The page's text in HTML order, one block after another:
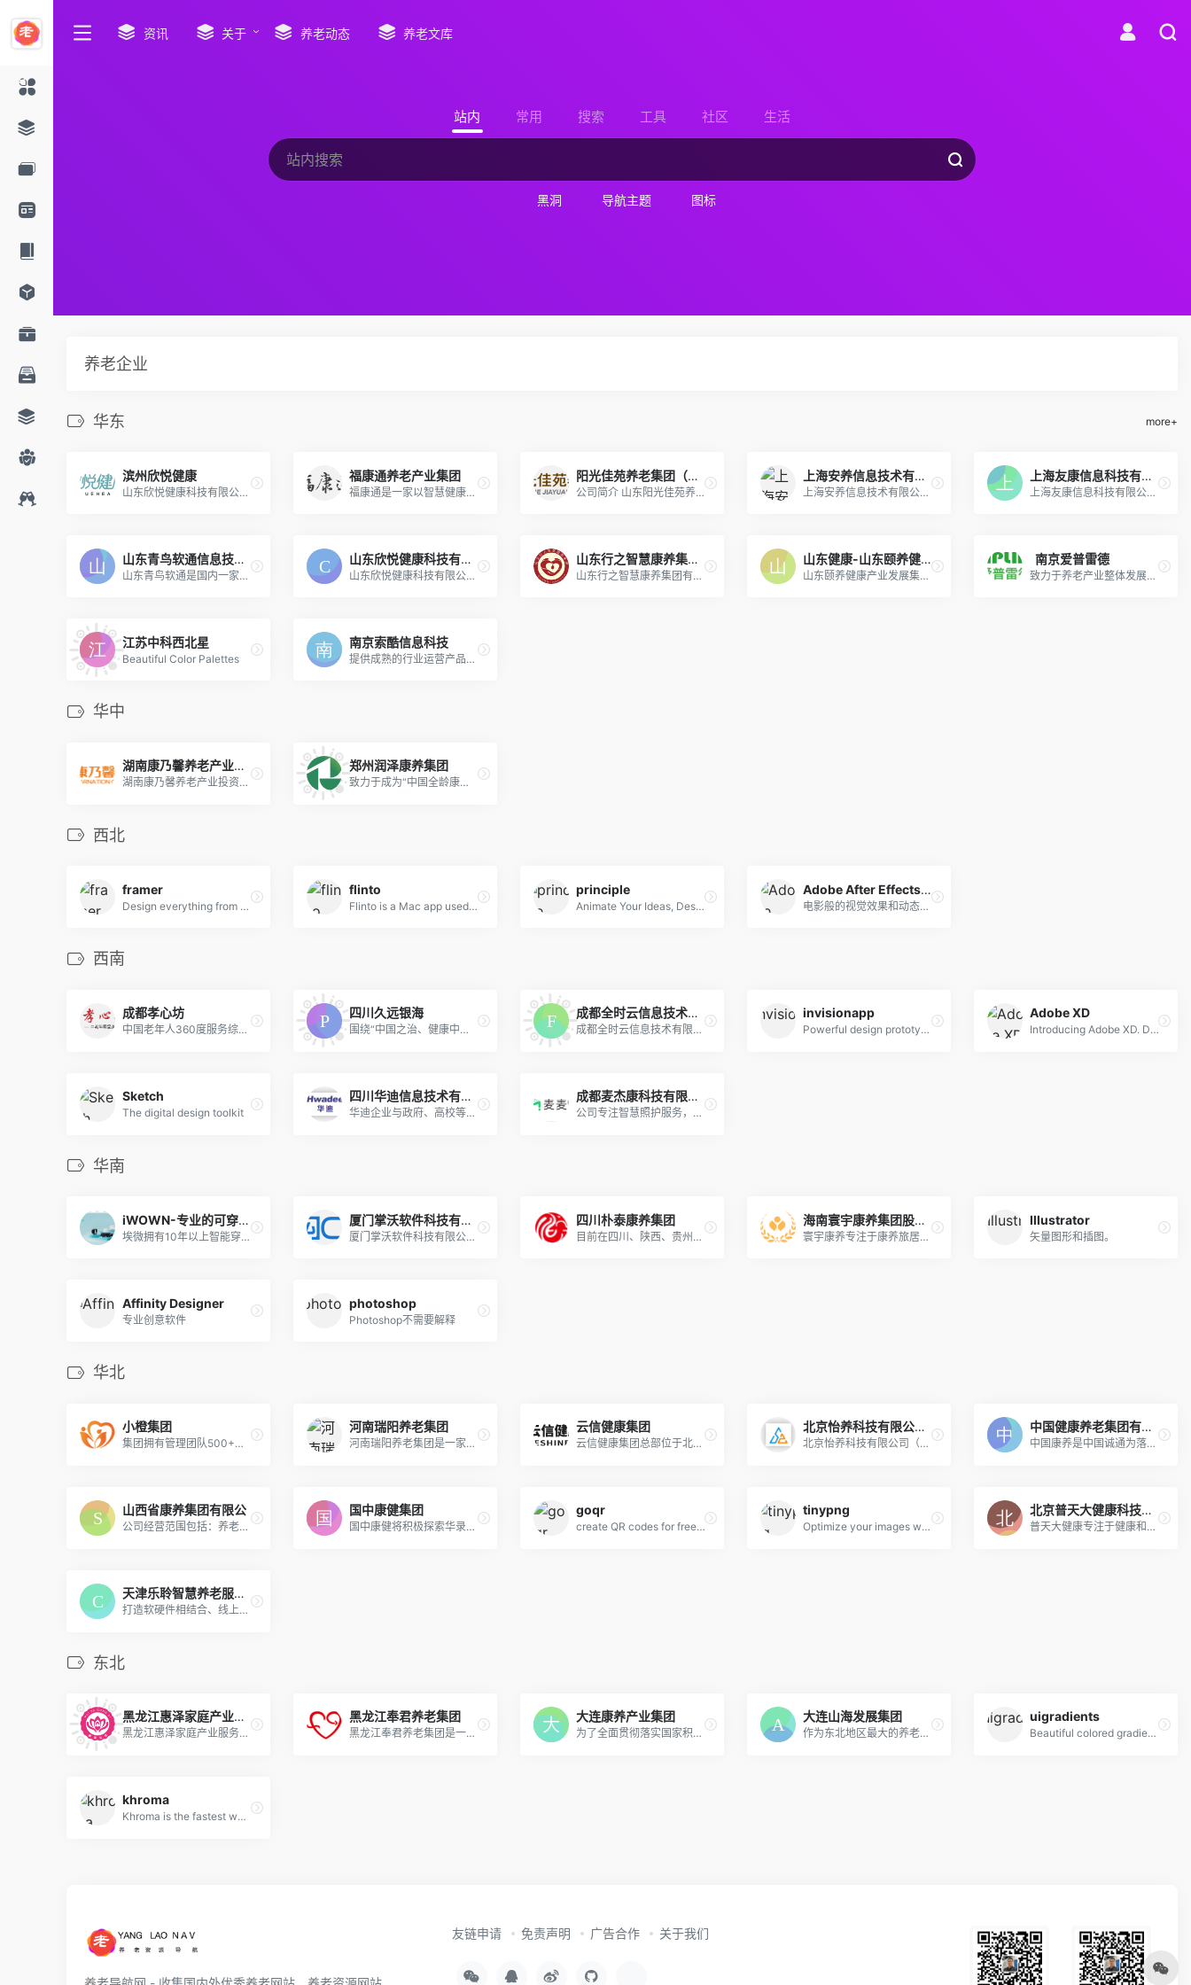
资讯 关于 养老动态 养老文库
站内 常用 搜索 工具 社区 生活
黑洞 导航主题 图标
养老企业
华东 more+
滨州欣悦健康
山东欣悦健康科技有限公司成立于2017年，主要从事健康新材料、医疗器械、康复辅助器具及健康科技产品的研发、生产及销售。
福康通养老产业集团
福康通是一家以智慧健康养老为核心的国家级示范企业，秉承“孝行天下 创新发展”的服务宗旨，通过互联网平台、物联网技术、直营化团队，构建“互联网 + 养老”的智慧养老产业
阳光佳苑养老集团（青岛）
公司简介 山东阳光佳苑养老集...
上海安养信息技术有限公司
上海安养信息技术有限公司 (以下简称安养养老)，是一家致力于养老信息、机构推广、长者服务、平台运营的综合型信息服务公司
上海友康信息科技有限公司
上海友康信息科技有限公司(简称“友康科技”)成立于2010年，是一家有近10年实际运营服务经验的养老服务提供商，也是一家拥有自主知识产权的智慧养老SaaS平台软件开发商和系统集成商。
山东青鸟软通信息技术股份有限公司
山东青鸟软通是国内一家将软件开发与养老服务相融合的高新技术企业
山东欣悦健康科技有限公司
山东欣悦健康科技有限公司成立于2017年4月，位于山东省滨州高新区。
山东行之智慧康养集团有限公司
山东行之智慧康养集团有限公司成立于2019年，是一家集老年人养护失智失能照护、医疗康养、社区日间照料服务与文化传媒于一体的集团公司。
山东健康-山东颐养健康产业发展集团有限公司
山东颐养健康产业发展集团有限公司(简称山东健康)，成立于2020年8月25日，是省委、省政府为大力发展“十强”产业、加快推动高质量发展、更好服务全民医养健康事业而组建的省属一级企业。
南京爱普雷德
致力于养老产业整体发展，以强大的技术团队、完善的运营体系、贴心的售后服务等为养老产业提供新型解决方案。
江苏中科西北星
Beautiful Color Palettes
南京索酷信息科技
提供成熟的行业运营产品和解决方案，致力于成为中国领先的养老信息化平台服务提供商和大健康产业信息化服务提供商。
华中
湖南康乃馨养老产业投资置业有限公司
湖南康乃馨养老产业投资置业...
郑州润泽康养集团
致力于成为“中国全龄康养社区创领者”，构建“四维一体物理空间+11大服务体系”的康养新生活方式，聚焦发展“康养地产、文旅康养、城市康养综合体、润泽康养总部港、康养适老化改造、日间照料中心、康养优选”七大核心业务板块
西北
framer
Design everything from detailed icons to high-fidelity interactions—all in one place.
flinto
Flinto is a Mac app used by top designers around the world to create interactive and animated prototypes of their app designs.
principle
Animate Your Ideas, Design Better Apps
Adobe After Effects CC
电影般的视觉效果和动态图形。
西南
成都孝心坊
中国老年人360度服务综合运营商,成为4亿老人温暖的家,孝心坊让老人生活更美好
四川久远银海
围绕“中国之治、健康中国、数字中国”国家战略，提供全栈式、专业化、生态型的智慧民生解决方案、产品及服务
成都全时云信息技术有限公司
成都全时云信息技术有限公司深耕智慧养老领域超过7年，具有超过30项完全自主知识产权的集居家、社区、机构、医养结合于一体的智慧养老全套解决方案。
invisionapp
Powerful design prototyping tools
Adobe XD
Introducing Adobe XD. Design. Prototype. Experience.
Sketch
The digital design toolkit
四川华迪信息技术有限公司
华迪企业与政府、高校等联手，利用现有的大数据、云计算等技术，开发精准检测并记录老年人的健康数据的智能系统，它不仅提供医疗方面的数据支持，还提供生活服务等方面的服务。
成都麦杰康科技有限公司-麦麦养老
公司专注智慧照护服务，为中高端机构养老、社区及居家养老提供全面的软硬件智慧照护解决方案，降低养老服务照护风险、提高照护效率、助力品牌建设。
华南
iWOWN-专业的可穿戴设备创新者和生产商
埃微拥有10年以上智能穿戴行业创新研发设计经验，面向全龄段多个生活场景，提供软件、硬件、云、制造、售后等一站式解决方案，具备成熟的整机交付能力。
厦门掌沃软件科技有限公司-脉购 CRM
厦门掌沃软件科技有限公司长期从事健康信息领域的研发工作，致力于通过信息化技术为医疗/体检/诊所/健康管理机构提供数字化营销分销系统及健康管理系统/患者关系管理系统/慢病管理系统等一体化解决方案，以助其延伸服务内涵、改善服务质量、提升管理效率，推动我国健康产业的发展，提高国民健康水平和疾病防控能力。
四川朴泰康养集团
目前在四川、陕西、贵州、湖南、山西、江苏等地均有分子公司，已在全国建立起了集康复医院、旅居养老基地、社区综合为老服务中心、“朴泰·旅居联盟”为一体的综合性服务平台
海南寰宇康养集团股份有限公司
寰宇康养专注于康养旅居产业的运营和创新服务，现已形成国际康养城、城市健康荟、社区健康荟和旅居基地一体化支撑体系。通过持续不断的产品和服务创新，助推康养旅居行业高品质发展。
Illustrator
矢量图形和插图。
Affinity Designer
专业创意软件
photoshop
Photoshop不需要解释
华北
小橙集团
集团拥有管理团队500+，服务团队20000+，线下服务站点100+，累计服务500万+。集团拥有国家专利近30项、软件著作权近80项，并先后获得国家高新技术企业、天津市瞪羚企业、天津市专精特新中小企业等多项荣誉。
河南瑞阳养老集团
河南瑞阳养老集团是一家集养...
云信健康集团
云信健康集团总部位于北京，...
北京怡养科技有限公司-北科养老
北京怡养科技有限公司（简称：北科养老）成立于2016年10月，是由北京市科学技术研究院孵化的一家科技服务企业，国家高新技术企业，是智慧健康养老解决方案提供商和运营商。
中国健康养老集团有限公司
中国康养是中国诚通为落实党中央、国务院关于供给侧结构性改革任务，积极培育健康养老现代服务业而组建的专项平台
山西省康养集团有限公
公司经营范围包括：养老机构运营；老年人养护服务；医疗服务；康复保健服务、居家养老服务、社区日间照料服务；信息系统集成服务；以自有资金对医疗、养老项目、养老用品设备、文化、旅游及影视娱乐项目
国中康健集团
国中康健将积极探索华录养老运营发展模式，立足于企业核心竞争力价值提升，通过内生式发展、外延式扩张进行业务布局，加快拓展康养产业链，为通用技术集团和中国华录集团搭建沟通桥梁，共同打造国内一流健康养老平台。
goqr
create QR codes for free (Logo, T-Shirt, vCard, EPS)
tinypng
Optimize your images with a perfect balance in quality and file size.
北京普天大健康科技发展有限公司
普天大健康专注于健康和养老服务运营，依托现有技术优势和平台优势，坚持自主创新，持续拓展行业空间，着力提升自身可持续发展能力，作为健康养老产业运营商持续推动养老生态链运转。
天津乐聆智慧养老服务有限公司
打造软硬件相结合、线上线下相连接，实体服务为核心的智慧康养模式，本着“让世界没有难做的养老服务”的宗旨，始终致力于为政府、机构、企业、个人提供智慧健康养老综合服务解决方案。
东北
黑龙江惠泽家庭产业服务有限公司
黑龙江惠泽家庭产业服务有限公司是国内领先的健康养老、健康照护、数据评估的服务商及供应商。国家级健康照护企业,服务对象包括医养结合、病患护理、母婴护理、机构养老、政府项目等。
黑龙江奉君养老集团
黑龙江奉君养老集团是一座集医养、照料、医疗、护理、康复等多项功能于一体的现代化高端养老机构，是老人生活居住、休闲娱乐、安享晚年的理想场所。
大连康养产业集团
为了全面贯彻落实国家积极应对人口老龄化战略破解群众在养老问题上的“急难愁盼”大连市康养产业集团有限公司应运而生
大连山海发展集团
作为东北地区最大的养老机构——大连山海集团，通过不断探索新时代养老产业发展新模式，努力实现了企业新的发展。
uigradients
Beautiful colored gradients
khroma
Khroma is the fastest way to discover, search, and save color combos you'll want to use.
友链申请 免责声明 广告合作 关于我们